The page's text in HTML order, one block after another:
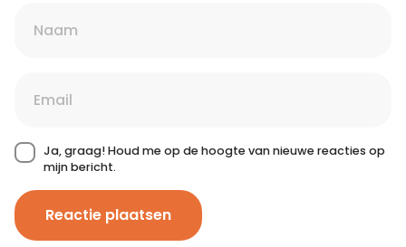
Ja, graag! Houd me op de hoogte van nieuwe reacties op
mijn bericht.
Reactie plaatsen